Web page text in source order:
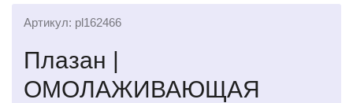
Артикул: pl162466
Плазан |
ОМОЛАЖИВАЮЩАЯ